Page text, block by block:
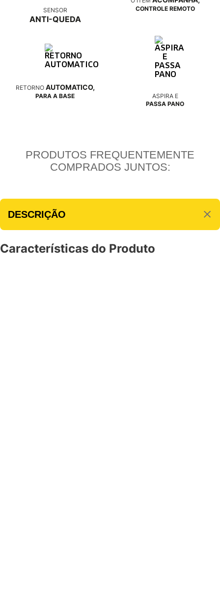
SENSOR
ANTI-QUEDA
CONTROLE REMOTO
RETORNO AUTOMATICO,
PARA A BASE
ASPIRA E
PASSA PANO
PRODUTOS FREQUENTEMENTE
COMPRADOS JUNTOS:
DESCRIÇÃO
Características do Produto